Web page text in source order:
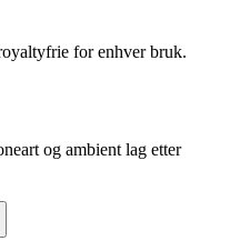
for enhver bruk.
og ambient lag etter